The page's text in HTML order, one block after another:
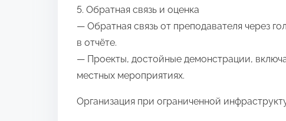
5. Обратная связь и оценка
— Обратная связь от преподавателя через
в отчёте.
— Проекты, достойные демонстрации,
местных мероприятиях.
Организация при ограниченной